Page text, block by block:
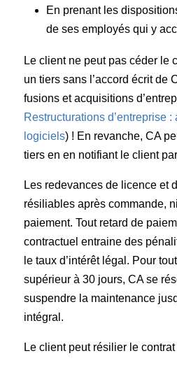
En prenant les
de ses employés qui y
Le client ne peut pas céder le
un tiers sans l’accord écrit de
fusions et acquisitions
Restructurations d’entreprise
logiciels) ! En revanche, CA
tiers en en notifiant le client
Les redevances de licence et
résiliables après commande,
paiement. Tout retard de
contractuel entraine des
le taux d’intérêt légal. Pour
supérieur à 30 jours, CA se
suspendre la maintenance
intégral.
Le client peut résilier le contrat